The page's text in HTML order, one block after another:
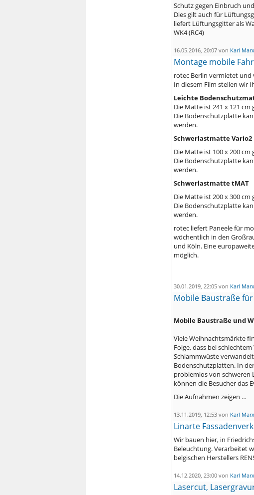
Schutz gegen Einbruch
Dies gilt auch für
liefert Lüftungsgitter als
WK4 (RC4)
16.05.2016, 20:07 von Karl Marx
Montage mobile
rotec Berlin vermietet
In diesem Film stellen wir
Leichte
Die Matte ist 241 x 121
Die Bodenschutzplatte
werden.
Schwerlastmatte Vario2
Die Matte ist 100 x 200
Die Bodenschutzplatte
werden.
Schwerlastmatte tMAT
Die Matte ist 200 x 300
Die Bodenschutzplatte
werden.
rotec liefert Paneele für
wöchentlich in den
und Köln. Eine
möglich.
30.01.2019, 22:05 von Karl Marx
Mobile Baustraße
Mobile Baustraße und
Viele Weihnachtsmärkte
Folge, dass bei
Schlammwüste
Bodenschutzplatten. In
problemlos von schweren
können die Besucher das
Die Aufnahmen zeigen …
13.11.2019, 12:53 von Karl Marx
Linarte
Wir bauen hier, in
Beleuchtung. Verarbeitet
belgischen Herstellers
14.12.2020, 23:00 von Karl Marx
Lasercut,